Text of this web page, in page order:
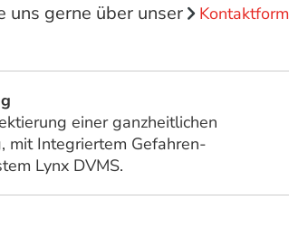
uns gerne über unser
einer ganzheitlichen
mit Integriertem Gefahren-
Lynx DVMS.